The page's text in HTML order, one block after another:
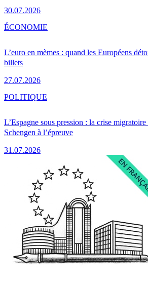
30.07.2026
L’euro en mèmes : quand les Européens
billets
27.07.2026
ÉCONOMIE
L’Espagne sous pression : la crise
Schengen à l’épreuve
31.07.2026
POLITIQUE